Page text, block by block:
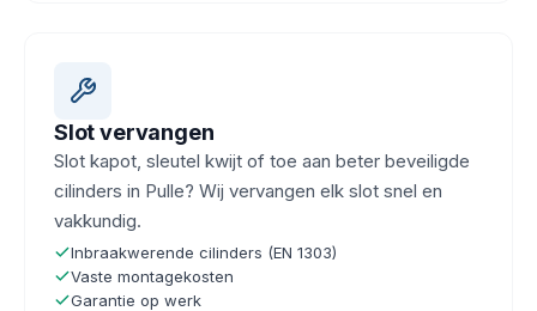
Slot vervangen
Slot kapot, sleutel kwijt of toe aan beter beveiligde
cilinders in Pulle? Wij vervangen elk slot snel en
vakkundig.
Inbraakwerende cilinders (EN 1303)
Vaste montagekosten
Garantie op werk